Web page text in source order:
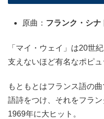
原曲： フランク・シ
「マイ・ウェイ」は20世
支えないほど有名なポピュ
もともとはフランス語の曲
語詩をつけ、それをフラ
1969年に大ヒット。